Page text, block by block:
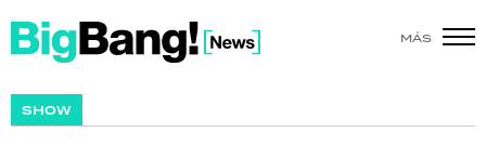
MÁS
SHOW
SHOW